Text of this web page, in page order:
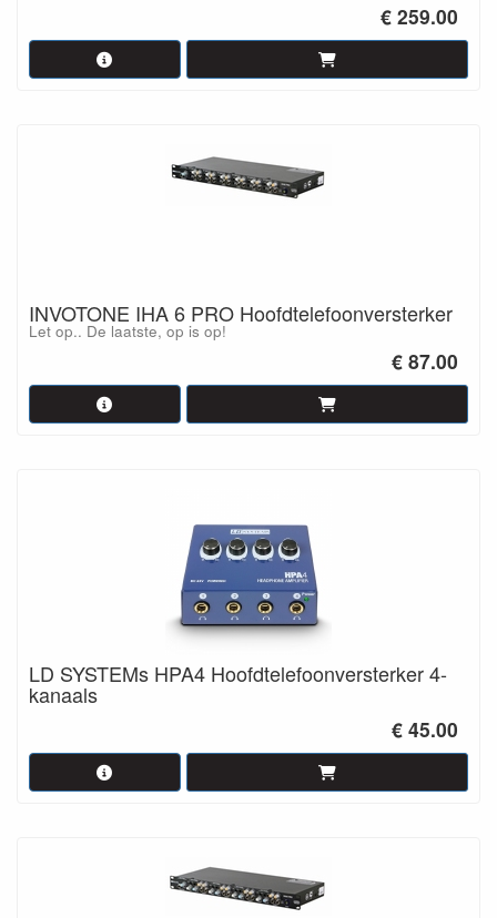
€ 259.00
INVOTONE IHA 6 PRO Hoofdtelefoonversterker
Let op.. De laatste, op is op!
€ 87.00
LD SYSTEMs HPA4 Hoofdtelefoonversterker 4-
kanaals
€ 45.00